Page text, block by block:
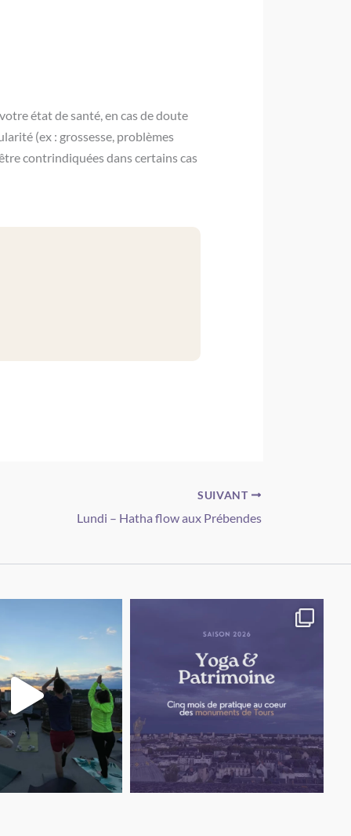
état de santé, en cas de doute
(ex : grossesse, problèmes
contrindiquées dans certains cas
SUIVANT
Lundi – Hatha flow aux Prébendes